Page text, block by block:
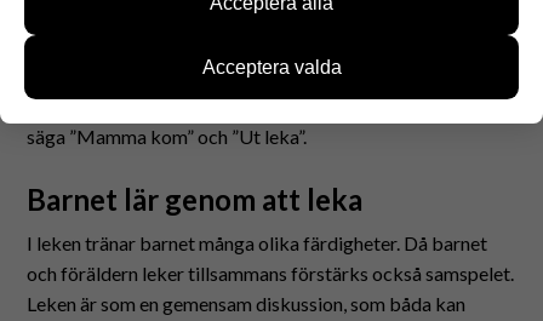
använder aktivt flera hundra ord. Ord som barnet
producerar kan ännu uttalas otydligt. Barnet lägger ihop
ord till korta meningar, som är telegramliknande dvs. hen
säger bara de viktigaste orden. Barnet kan till exempel
säga ”Mamma kom” och ”Ut leka”.
Barnet lär genom att leka
I leken tränar barnet många olika färdigheter. Då barnet
och föräldern leker tillsammans förstärks också samspelet.
Leken är som en gemensam diskussion, som båda kan
hjälp av informationen kan vi utveckla vår
Information samlas in till exempel om antalet
besökare och om vilka sidor som används samt hur
personuppgifter som namn och informationen kan
Du kan välja om du accepterar användningen av
dessa webbkakor.
Acceptera valda